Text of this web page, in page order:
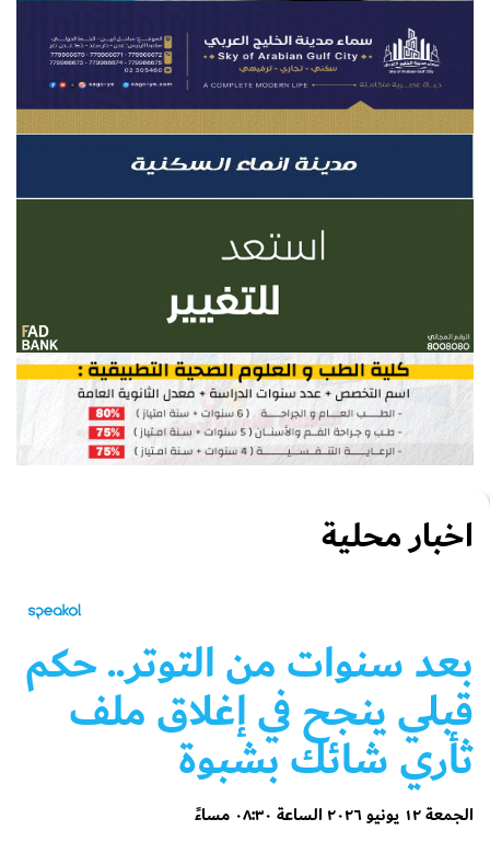
اخبار محلية
بعد سنوات من التوتر.. حكم
قبلي ينجح في إغلاق ملف
ثأري شائك بشبوة
الجمعة ١٢ يونيو ٢٠٢٦ الساعة ٠٨:٣٠ مساءً